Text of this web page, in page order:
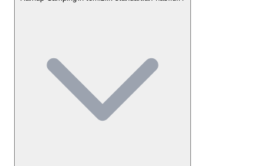
yaklaşık 3 saatlik bir sürüşle ulaşılabilir. Fethiye'den
gelenler için ise bu süre yaklaşık 1,5 saattir. Toplu
taşıma kullanmak isteyen misafirlerimiz, Kaş
Otogarı'na vardıktan sonra kısa bir taksi yolculuğu